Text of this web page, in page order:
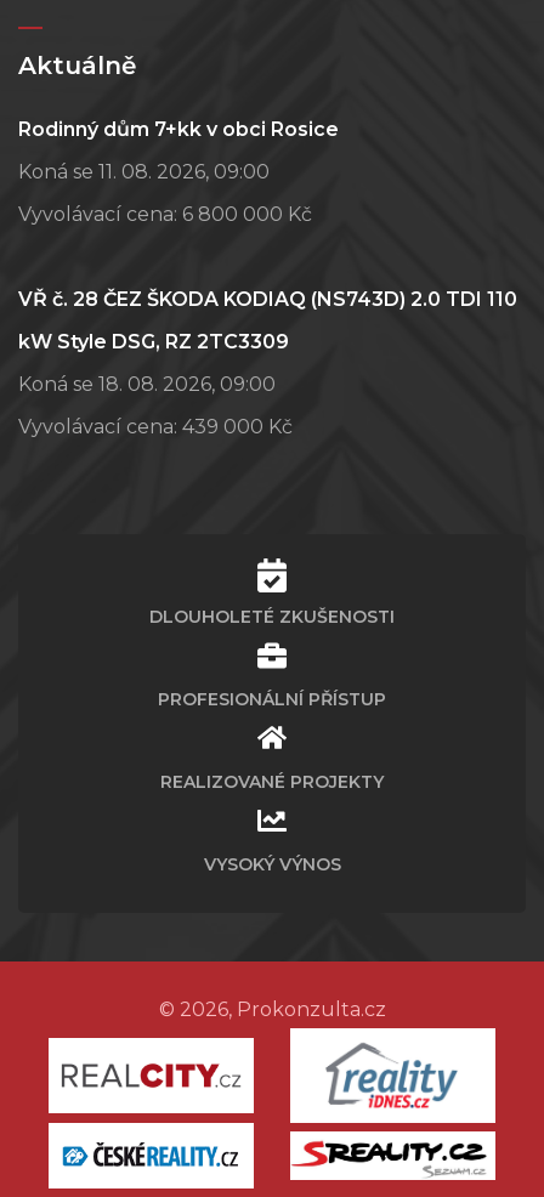
Aktuálně
Rodinný dům 7+kk v obci Rosice
Koná se 11. 08. 2026, 09:00
Vyvolávací cena: 6 800 000 Kč
VŘ č. 28 ČEZ ŠKODA KODIAQ (NS743D) 2.0 TDI 110
kW Style DSG, RZ 2TC3309
Koná se 18. 08. 2026, 09:00
Vyvolávací cena: 439 000 Kč
DLOUHOLETÉ ZKUŠENOSTI
PROFESIONÁLNÍ PŘÍSTUP
REALIZOVANÉ PROJEKTY
VYSOKÝ VÝNOS
© 2026, Prokonzulta.cz